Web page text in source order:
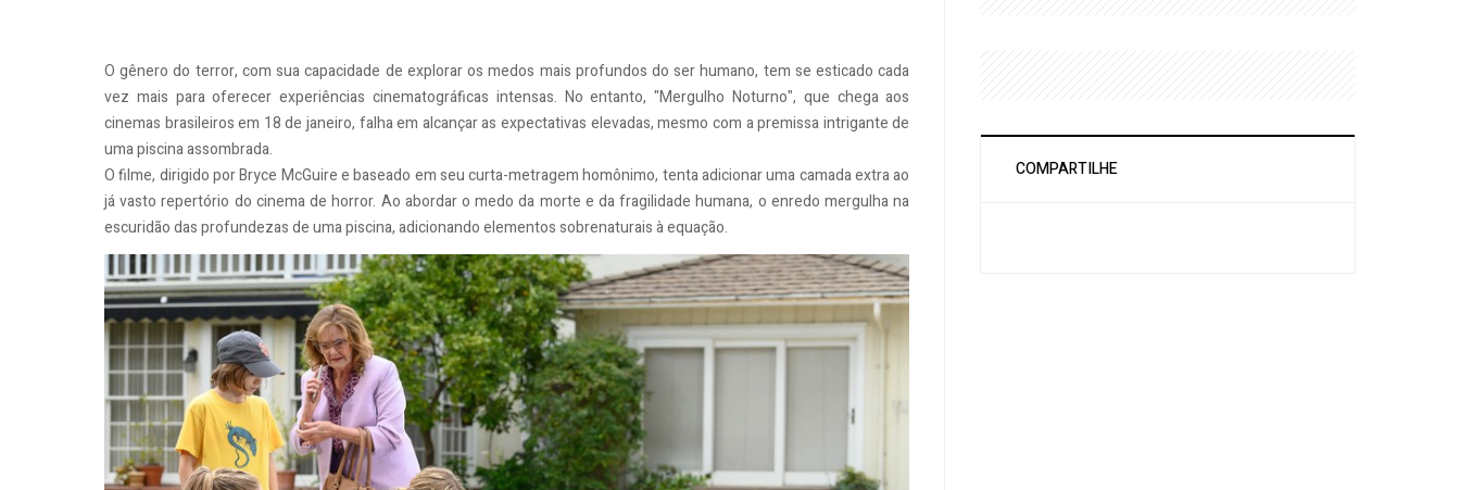
O gênero do terror, com sua capacidade de explorar os medos mais profundos do ser humano, tem se esticado cada
vez mais para oferecer experiências cinematográficas intensas. No entanto, "Mergulho Noturno", que chega aos
cinemas brasileiros em 18 de janeiro, falha em alcançar as expectativas elevadas, mesmo com a premissa intrigante de
uma piscina assombrada.
O filme, dirigido por Bryce McGuire e baseado em seu curta-metragem homônimo, tenta adicionar uma camada extra ao
já vasto repertório do cinema de horror. Ao abordar o medo da morte e da fragilidade humana, o enredo mergulha na
escuridão das profundezas de uma piscina, adicionando elementos sobrenaturais à equação.
COMPARTILHE